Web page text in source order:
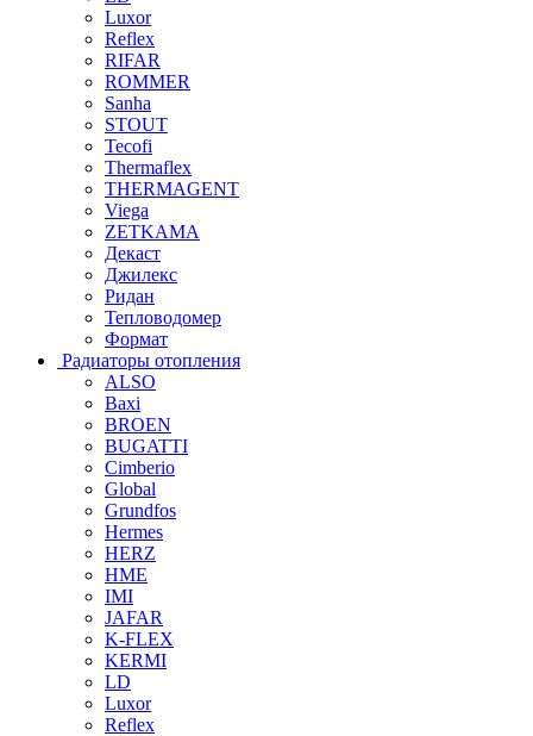
Luxor
Reflex
RIFAR
ROMMER
Sanha
STOUT
Tecofi
Thermaflex
THERMAGENT
Viega
ZETKAMA
Декаст
Джилекс
Ридан
Тепловодомер
Формат
Радиаторы отопления
ALSO
Baxi
BROEN
BUGATTI
Cimberio
Global
Grundfos
Hermes
HERZ
HME
IMI
JAFAR
K-FLEX
KERMI
LD
Luxor
Reflex